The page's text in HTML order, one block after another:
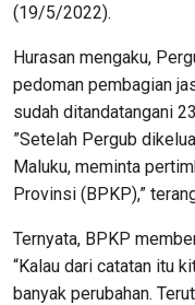
(19/5/2022).
Hurasan mengaku,
pedoman pembagian
sudah ditandatangani
”Setelah Pergub
Maluku, meminta
Provinsi (BPKP),”
Ternyata, BPKP
“Kalau dari catatan itu
banyak perubahan.